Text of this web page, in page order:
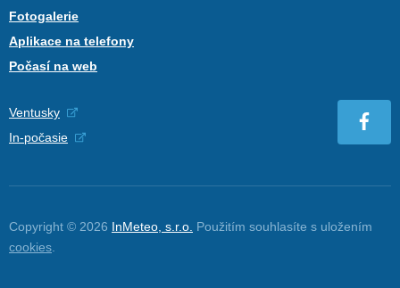
Fotogalerie
Aplikace na telefony
Počasí na web
Ventusky
In-počasie
Copyright © 2026 InMeteo, s.r.o. Použitím souhlasíte s uložením
cookies